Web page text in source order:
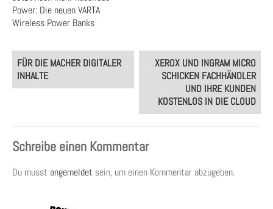
Power: Die neuen VARTA
Wireless Power Banks
Post
navigation
FÜR DIE MACHER DIGITALER
INHALTE
XEROX UND INGRAM MICRO
SCHICKEN FACHHÄNDLER
UND IHRE KUNDEN
KOSTENLOS IN DIE CLOUD
Schreibe einen Kommentar
Du musst angemeldet sein, um einen Kommentar abzugeben.